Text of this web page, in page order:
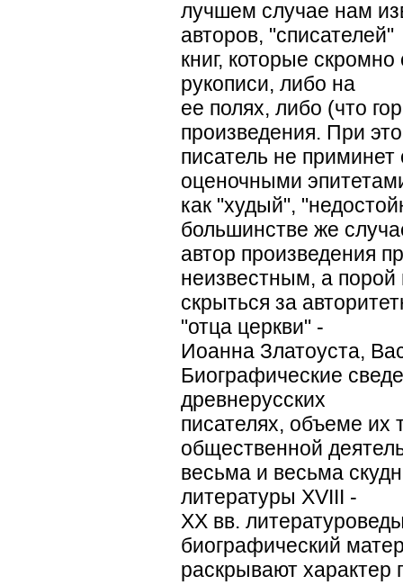
лучшем случае нам
авторов, "списателей"
книг, которые
рукописи, либо на
ее полях, либо (что
произведения. При
писатель не
оценочными
как "худый",
большинстве же
автор произведения
неизвестным, а порой
скрыться за
"отца церкви" -
Иоанна Златоуста,
Биографические
древнерусских
писателях, объеме их
общественной
весьма и весьма
литературы ХVIII -
ХХ вв.
биографический
раскрывают характер